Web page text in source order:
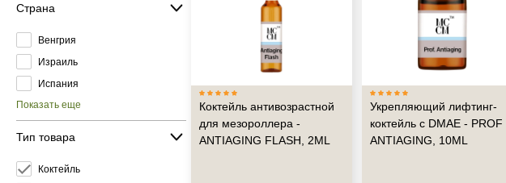
Страна
Венгрия
Израиль
Испания
Показать еще
Тип товара
Коктейль
Коктейль антивозрастной
для мезороллера -
ANTIAGING FLASH, 2ML
Укрепляющий лифтинг-
коктейль с DMAE - PROF
ANTIAGING, 10ML